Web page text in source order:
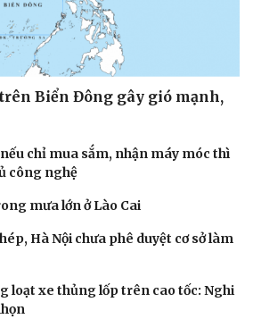
Biển Đông gây gió mạnh,
chỉ mua sắm, nhận máy móc thì
công nghệ
mưa lớn ở Lào Cai
Hà Nội chưa phê duyệt cơ sở làm
loạt xe thủng lốp trên cao tốc: Nghi